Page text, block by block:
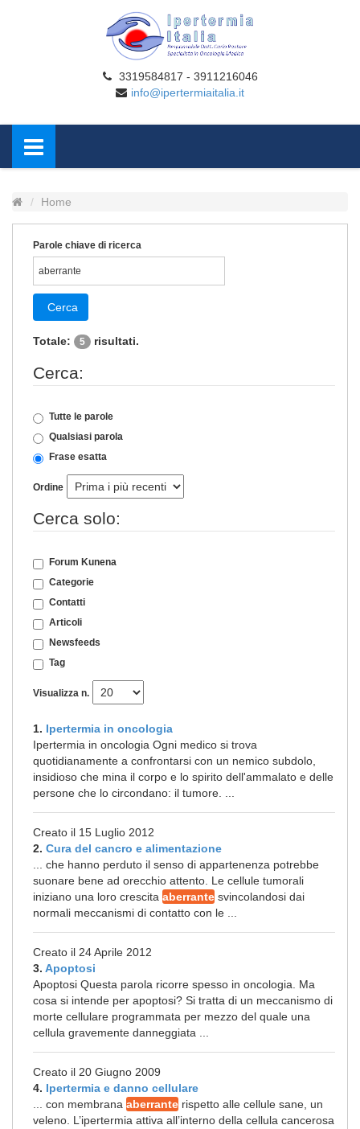
3319584817 - 3911216046
info@ipertermiaitalia.it
Home
Parole chiave di ricerca
Cerca
Totale: 5 risultati.
Cerca:
Tutte le parole
Qualsiasi parola
Frase esatta
Ordine
Cerca solo:
Forum Kunena
Categorie
Contatti
Articoli
Newsfeeds
Tag
Visualizza n.
1. Ipertermia in oncologia
Ipertermia in oncologia Ogni medico si trova
quotidianamente a confrontarsi con un nemico subdolo,
insidioso che mina il corpo e lo spirito dell'ammalato e delle
persone che lo circondano: il tumore. ...
Creato il 15 Luglio 2012
2. Cura del cancro e alimentazione
... che hanno perduto il senso di appartenenza potrebbe
suonare bene ad orecchio attento. Le cellule tumorali
iniziano una loro crescita aberrante svincolandosi dai
normali meccanismi di contatto con le ...
Creato il 24 Aprile 2012
3. Apoptosi
Apoptosi Questa parola ricorre spesso in oncologia. Ma
cosa si intende per apoptosi? Si tratta di un meccanismo di
morte cellulare programmata per mezzo del quale una
cellula gravemente danneggiata ...
Creato il 20 Giugno 2009
4. Ipertermia e danno cellulare
... con membrana aberrante rispetto alle cellule sane, un
veleno. L’ipertermia attiva all’interno della cellula cancerosa